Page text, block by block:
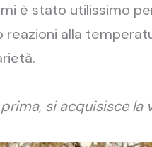
è stato utilissimo
alla
si acquisisce la